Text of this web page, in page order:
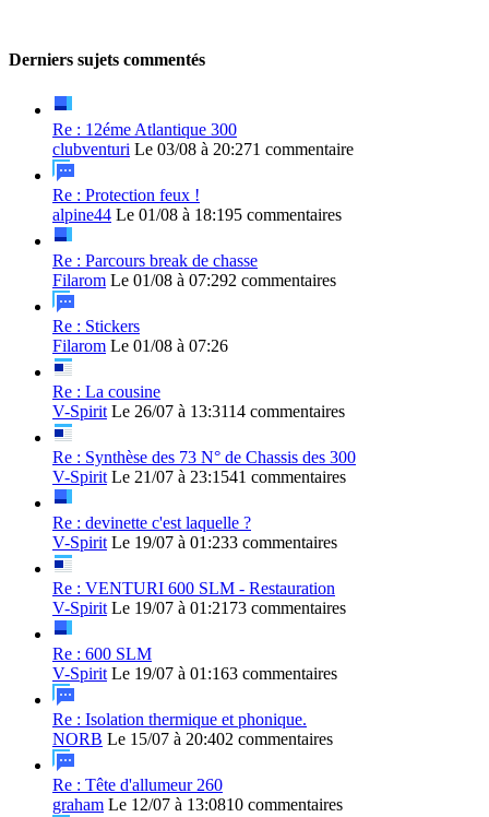
Derniers sujets commentés
Re : 12éme Atlantique 300
clubventuri Le 03/08 à 20:271 commentaire
Re : Protection feux !
alpine44 Le 01/08 à 18:195 commentaires
Re : Parcours break de chasse
Filarom Le 01/08 à 07:292 commentaires
Re : Stickers
Filarom Le 01/08 à 07:26
Re : La cousine
V-Spirit Le 26/07 à 13:3114 commentaires
Re : Synthèse des 73 N° de Chassis des 300
V-Spirit Le 21/07 à 23:1541 commentaires
Re : devinette c'est laquelle ?
V-Spirit Le 19/07 à 01:233 commentaires
Re : VENTURI 600 SLM - Restauration
V-Spirit Le 19/07 à 01:21 73 commentaires
Re : 600 SLM
V-Spirit Le 19/07 à 01:163 commentaires
Re : Isolation thermique et phonique.
NORB Le 15/07 à 20:402 commentaires
Re : Tête d'allumeur 260
graham Le 12/07 à 13:0810 commentaires